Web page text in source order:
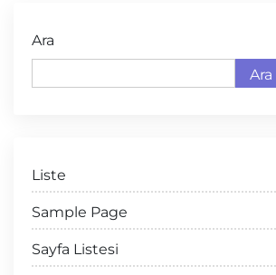
Ara
Ara
Liste
Sample Page
Sayfa Listesi